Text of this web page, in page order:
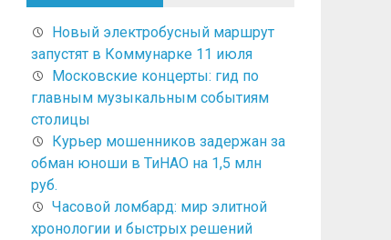
Новый электробусный маршрут
запустят в Коммунарке 11 июля
Московские концерты: гид по
главным музыкальным событиям
столицы
Курьер мошенников задержан за
обман юноши в ТиНАО на 1,5 млн
руб.
Часовой ломбард: мир элитной
хронологии и быстрых решений